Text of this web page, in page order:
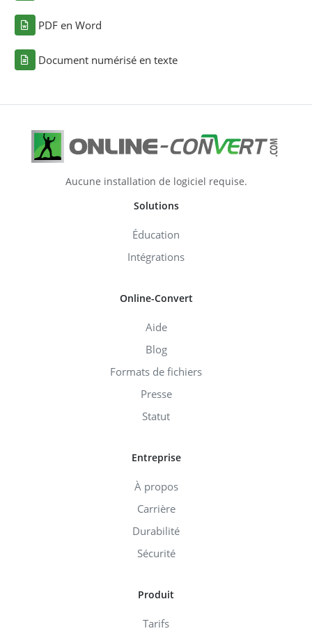
PDF en Word
Document numérisé en texte
Aucune installation de logiciel requise.
Solutions
Éducation
Intégrations
Online-Convert
Aide
Blog
Formats de fichiers
Presse
Statut
Entreprise
À propos
Carrière
Durabilité
Sécurité
Produit
Tarifs